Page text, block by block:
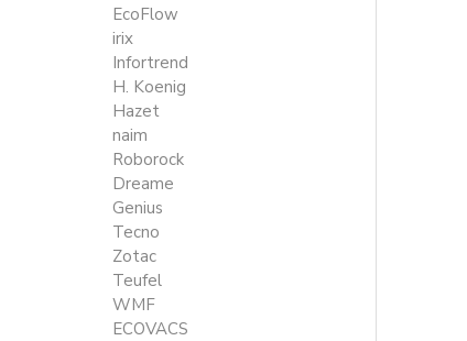
EcoFlow
irix
Infortrend
H. Koenig
Hazet
naim
Roborock
Dreame
Genius
Tecno
Zotac
Teufel
WMF
ECOVACS